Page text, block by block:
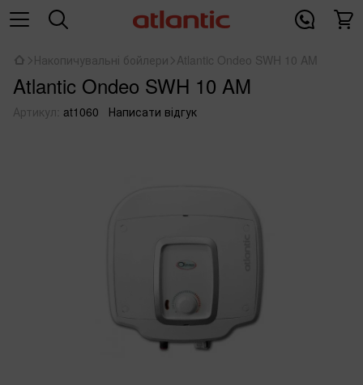
Накопичувальні бойлери Atlantic Ondeo SWH 10 AM
Atlantic Ondeo SWH 10 AM
Артикул: at1060 Написати відгук